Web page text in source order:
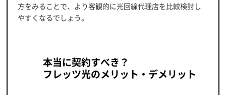
方をみることで、より客観的に光回線代理店を比較検討し
やすくなるでしょう。
本当に契約すべき？
フレッツ光のメリット・デメリット